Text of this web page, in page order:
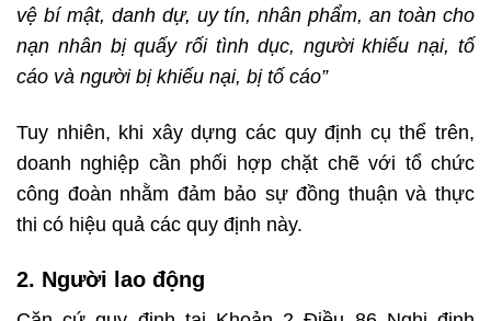
vệ bí mật, danh dự, uy tín, nhân phẩm, an toàn cho
nạn nhân bị quấy rối tình dục, người khiếu nại, tố
cáo và người bị khiếu nại, bị tố cáo”
Tuy nhiên, khi xây dựng các quy định cụ thể trên,
doanh nghiệp cần phối hợp chặt chẽ với tổ chức
công đoàn nhằm đảm bảo sự đồng thuận và thực
thi có hiệu quả các quy định này.
2. Người lao động